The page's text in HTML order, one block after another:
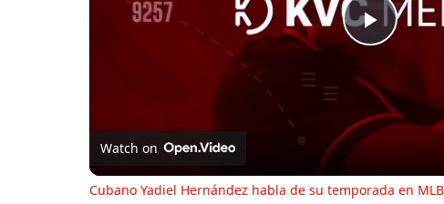
Play
Watch on
Cubano Yadiel Hernández habla de su temporada en